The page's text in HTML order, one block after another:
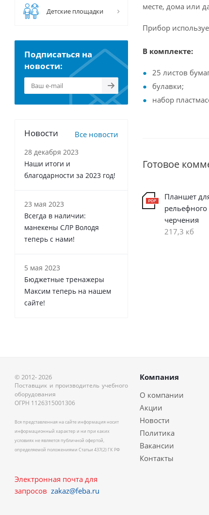
месте, дома или
Прибор
В комплекте:
25 листов
булавки;
набор
Готовое
Планшет
черчения
217,3 кб
Детские площадки
Подписаться на
новости:
Новости Все новости
28 декабря 2023
Наши итоги и
благодарности за 2023 год!
23 мая 2023
Всегда в наличии:
манекены СЛР Володя
теперь с нами!
5 мая 2023
Бюджетные тренажеры
Максим теперь на нашем
сайте!
© 2012- 2026
Поставщик и производитель учебного
оборудования
ОГРН 1126315001306
Вся представленная на сайте информация носит
информационный характер и ни при каких
условиях не является публичной офертой,
определяемой положениями Статьи 437(2) ГК РФ
Электронная почта для
запросов zakaz@feba.ru
Компания
О компании
Акции
Новости
Политика
Вакансии
Контакты